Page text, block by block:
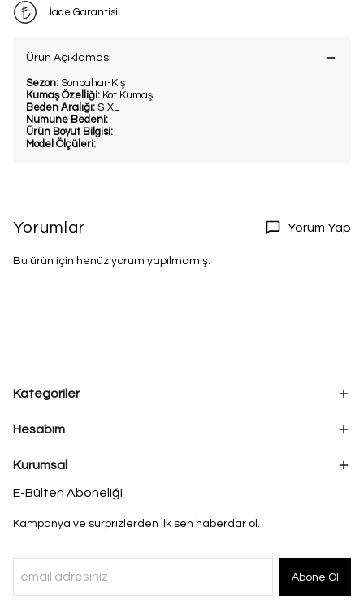
İade Garantisi
Ürün Açıklaması
Sezon: Sonbahar-Kış
Kumaş Özelliği: Kot Kumaş
Beden Aralığı: S-XL
Numune Bedeni:
Ürün Boyut Bilgisi:
Model Ölçüleri:
Yorumlar Yorum Yap
Bu ürün için henüz yorum yapılmamış.
Kategoriler
Hesabım
Kurumsal
E-Bülten Aboneliği
Kampanya ve sürprizlerden ilk sen haberdar ol.
Abone Ol